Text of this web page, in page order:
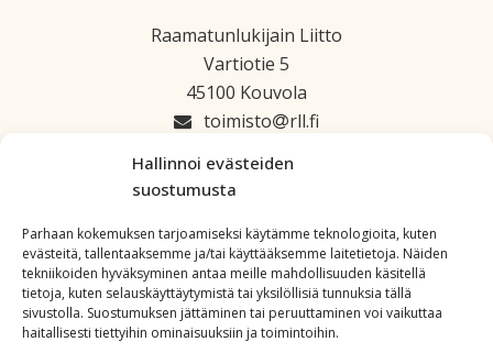
Hallinnoi evästeiden
suostumusta
Parhaan kokemuksen tarjoamiseksi käytämme teknologioita, kuten
evästeitä, tallentaaksemme ja/tai käyttääksemme laitetietoja. Näiden
tekniikoiden hyväksyminen antaa meille mahdollisuuden käsitellä
tietoja, kuten selauskäyttäytymistä tai yksilöllisiä tunnuksia tällä
sivustolla. Suostumuksen jättäminen tai peruuttaminen voi vaikuttaa
haitallisesti tiettyihin ominaisuuksiin ja toimintoihin.
Raamatunlukijain Liitto
Vartiotie 5
45100 Kouvola
toimisto
rll.fi